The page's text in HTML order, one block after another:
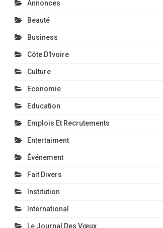
Annonces
Beauté
Business
Côte D'Ivoire
Culture
Economie
Education
Emplois Et Recrutements
Entertaiment
Événement
Fait Divers
Institution
International
Le Journal Des Vœux